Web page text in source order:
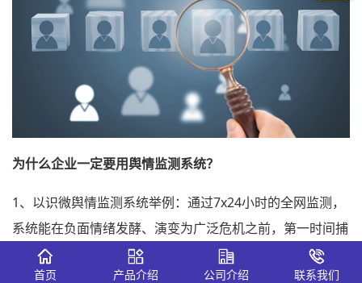
为什么企业一定要用舆情监测系统？
1、以识微舆情监测系统举例：通过7x24小时的全网监测，
系统能在负面情绪发酵、演变为广泛危机之前，第一时间捕
捉到敏感信号。
首页 产品介绍 公司介绍 联系我们